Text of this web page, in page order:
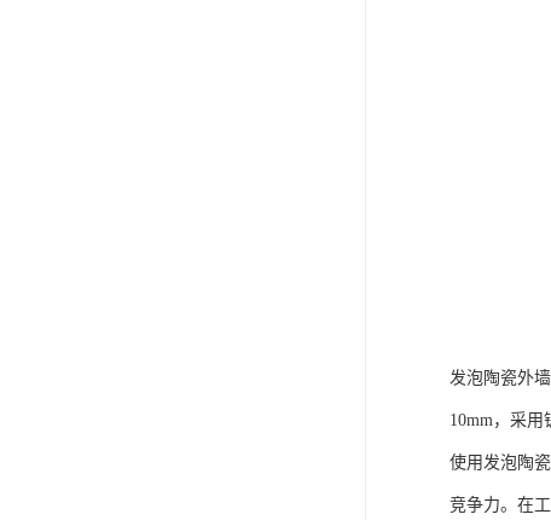
发泡陶瓷外
10mm，采
使用发泡陶
竞争力。在